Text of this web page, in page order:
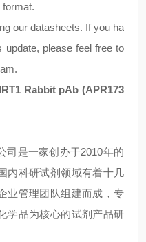
format.
our datasheets. If you ha
update, please feel free to
Rabbit pAb (APR173
司是一家创办于2010年的
内科研试剂领域有着十几
业管理团队组建而成，专
学品为核心的试剂产品研